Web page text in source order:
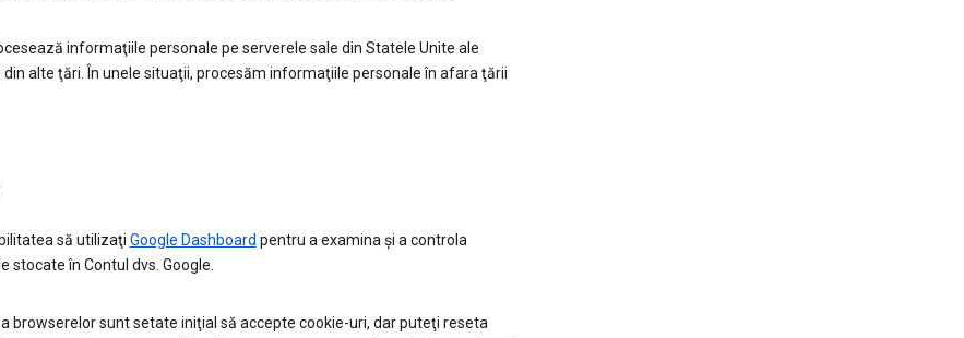
informaţiile personale pe serverele sale din Statele Unite ale
din alte ţări. În unele situaţii, procesăm informaţiile personale în afara ţării
să utilizaţi Google Dashboard pentru a examina şi a controla
stocate în Contul dvs. Google.
browserelor sunt setate iniţial să accepte cookie-uri, dar puteţi reseta